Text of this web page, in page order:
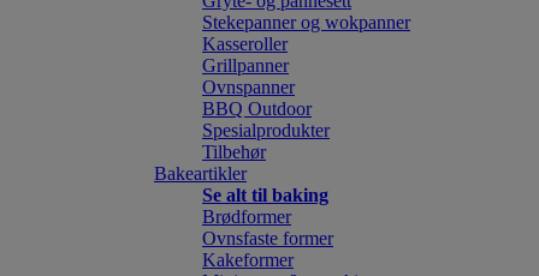
Stekepanner og wokpanner
Kasseroller
Grillpanner
Ovnspanner
BBQ Outdoor
Spesialprodukter
Tilbehør
Bakeartikler
Se alt til baking
Brødformer
Ovnsfaste former
Kakeformer